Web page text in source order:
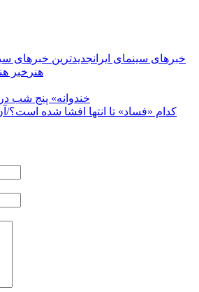
خبرهای سینمای ایرانجدیدترین خبرهای
هنر خبر
«خندوانه» پنج شب
کدام «فساد» تا انتها افشا شده است؟/